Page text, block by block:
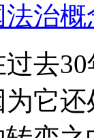
治概
去
它